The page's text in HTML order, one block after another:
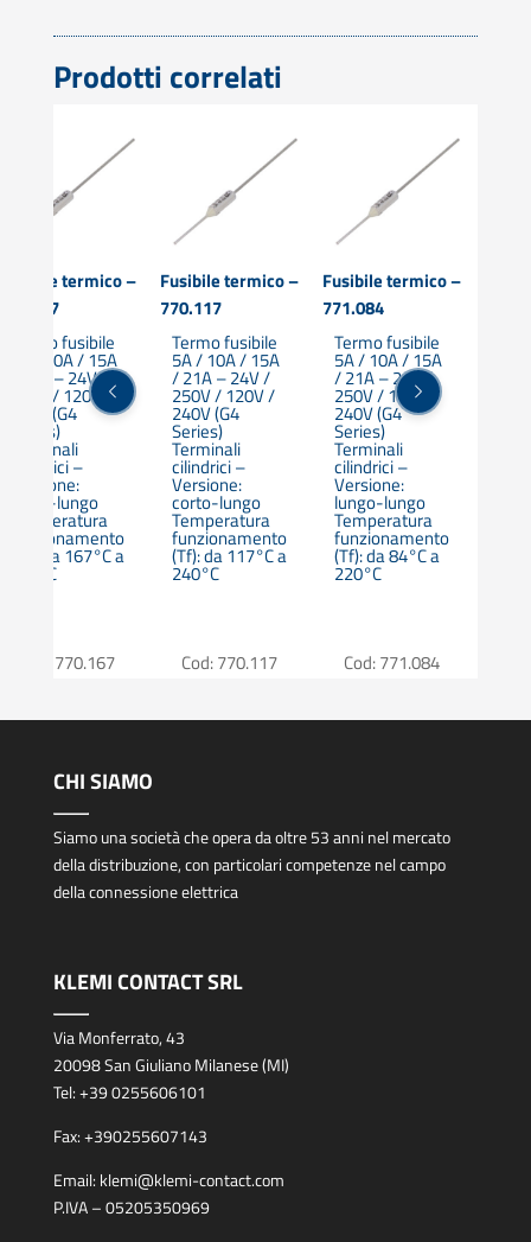
Prodotti correlati
termico –
Termo fusibile
5A / 10A / 15A
/ 21A – 24V /
250V / 120V /
240V (G4
Series)
Terminali
cilindrici –
Versione:
corto-lungo
Temperatura
funzionamento
(Tf): da 167°C a
210°C
Cod: 770.167
Fusibile termico –
770.117
Termo fusibile
5A / 10A / 15A
/ 21A – 24V /
250V / 120V /
240V (G4
Series)
Terminali
cilindrici –
Versione:
corto-lungo
Temperatura
funzionamento
(Tf): da 117°C a
240°C
Cod: 770.117
Fusibile termico –
771.084
Termo fusibile
5A / 10A / 15A
/ 21A – 24V /
250V / 120V /
240V (G4
Series)
Terminali
cilindrici –
Versione:
lungo-lungo
Temperatura
funzionamento
(Tf): da 84°C a
220°C
Cod: 771.084
CHI SIAMO
Siamo una società che opera da oltre 53 anni nel mercato
della distribuzione, con particolari competenze nel campo
della connessione elettrica
KLEMI CONTACT SRL
Via Monferrato, 43
20098 San Giuliano Milanese (MI)
Tel:+39 0255606101
Fax:+390255607143
Email: klemi@klemi-contact.com
P.IVA – 05205350969